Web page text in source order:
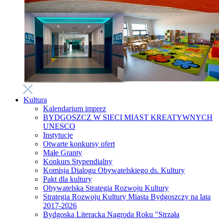
Kultura
Kalendarium imprez
BYDGOSZCZ W SIECI MIAST KREATYWNYCH
UNESCO
Instytucje
Otwarte konkursy ofert
Małe Granty
Konkurs Stypendialny
Komisja Dialogu Obywatelskiego ds. Kultury
Pakt dla kultury
Obywatelska Strategia Rozwoju Kultury
Strategia Rozwoju Kultury Miasta Bydgoszczy na lata
2017-2026
Bydgoska Literacka Nagroda Roku "Strzała